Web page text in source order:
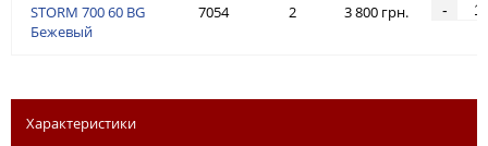
STORM 700 60 BG
Бежевый
7054 2 3 800 грн. -
Характеристики